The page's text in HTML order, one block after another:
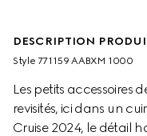
DESCRIPTION
Style ‎771159 AABXM 1000
Les petits accessoires
revisités, ici dans un
Cruise 2024, le détail